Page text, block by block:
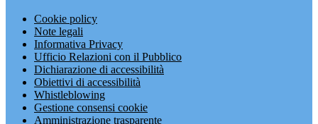
Cookie policy
Note legali
Informativa Privacy
Ufficio Relazioni con il Pubblico
Dichiarazione di accessibilità
Obiettivi di accessibilità
Whistleblowing
Gestione consensi cookie
Amministrazione trasparente